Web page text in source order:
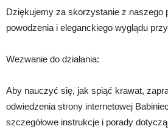
Dziękujemy za skorzystanie z naszego
powodzenia i eleganckiego wyglądu
Wezwanie do działania:
Aby nauczyć się, jak spiąć krawat,
odwiedzenia strony internetowej
szczegółowe instrukcje i porady